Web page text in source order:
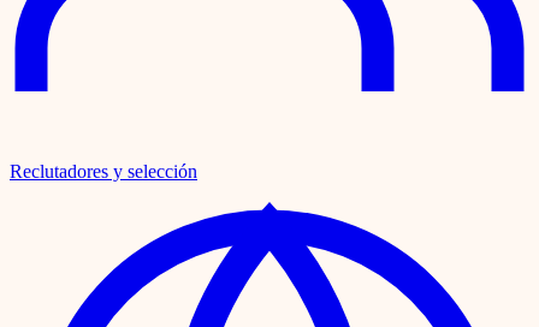
Reclutadores y selección